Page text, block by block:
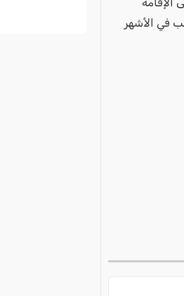
في الأشهر